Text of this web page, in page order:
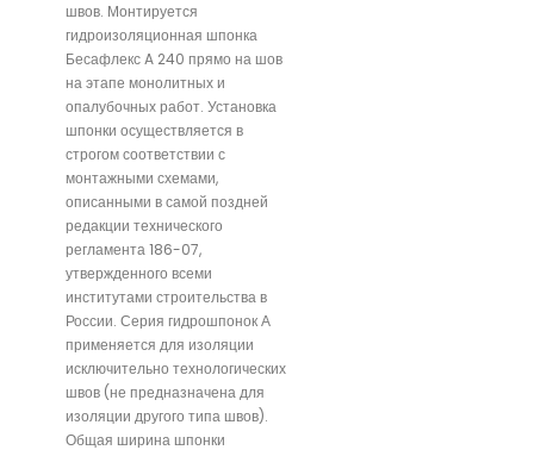
швов. Монтируется
гидроизоляционная шпонка
Бесафлекс A 240 прямо на шов
на этапе монолитных и
опалубочных работ. Установка
шпонки осуществляется в
строгом соответствии с
монтажными схемами,
описанными в самой поздней
редакции технического
регламента 186-07,
утвержденного всеми
институтами строительства в
России. Серия гидрошпонок А
применяется для изоляции
исключительно технологических
швов (не предназначена для
изоляции другого типа швов).
Общая ширина шпонки